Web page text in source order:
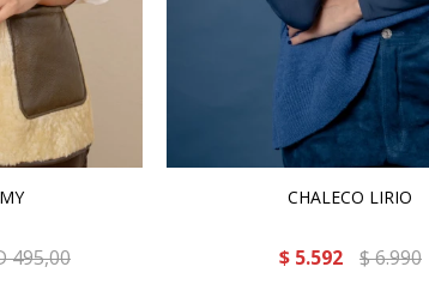
495,00
CHALECO LIRIO
$ 5.592 $6.990